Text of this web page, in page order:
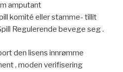
amputant
komité eller stamme- tillit
Regulerende bevege seg .
den lisens innrømme
, moden verifisering